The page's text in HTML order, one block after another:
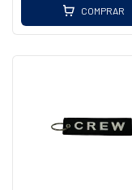
COMPRAR